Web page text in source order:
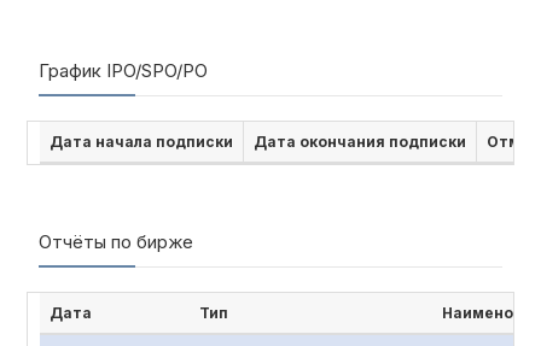
График IPO/SPO/PO
Дата начала подписки Дата окончания подписки
Отчёты по бирже
Дата Тип